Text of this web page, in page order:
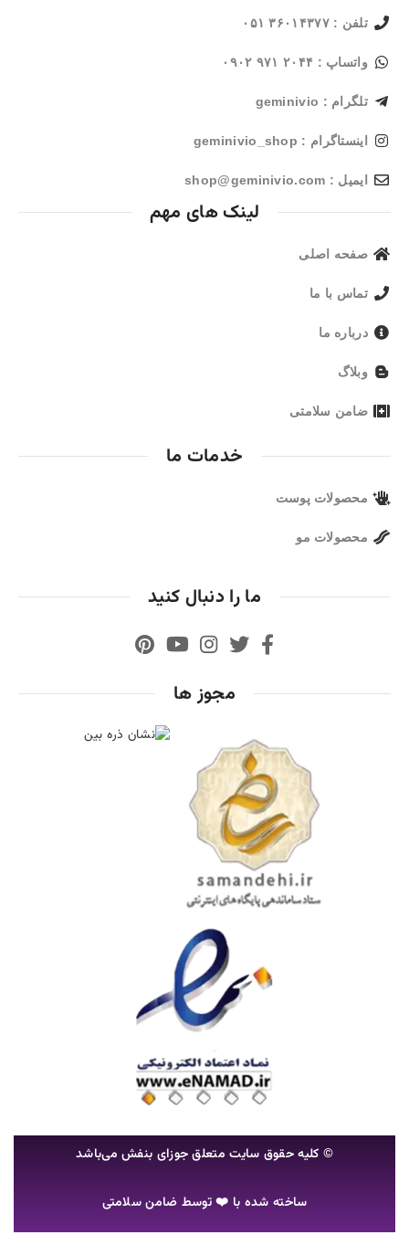
تلفن : ۳۶۰۱۴۳۷۷ ۰۵۱
واتساپ : ۲۰۴۴ ۹۷۱ ۰۹۰۲
تلگرام : geminivio
اینستاگرام : geminivio_shop
ایمیل : shop@geminivio.com​
لینک های مهم
صفحه اصلی
تماس با ما
درباره ما
وبلاگ
ضامن سلامتی
خدمات ما
محصولات پوست
محصولات مو
ما را دنبال کنید
مجوز ها
© کلیه حقوق سایت متعلق جوزای بنفش می‌باشد
ساخته شده با ❤️ توسط ضامن سلامتی